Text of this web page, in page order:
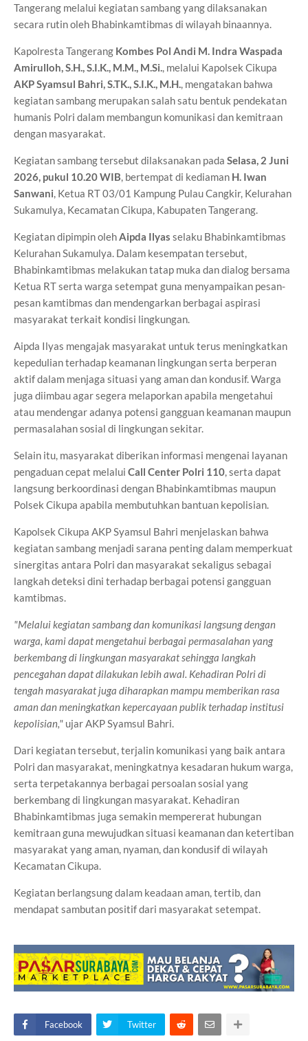
Tangerang melalui kegiatan sambang yang dilaksanakan
secara rutin oleh Bhabinkamtibmas di wilayah binaannya.
Kapolresta Tangerang Kombes Pol Andi M. Indra Waspada
Amirulloh, S.H., S.I.K., M.M., M.Si., melalui Kapolsek Cikupa
AKP Syamsul Bahri, S.TK., S.I.K., M.H., mengatakan bahwa
kegiatan sambang merupakan salah satu bentuk pendekatan
humanis Polri dalam membangun komunikasi dan kemitraan
dengan masyarakat.
Kegiatan sambang tersebut dilaksanakan pada Selasa, 2 Juni
2026, pukul 10.20 WIB, bertempat di kediaman H. Iwan
Sanwani, Ketua RT 03/01 Kampung Pulau Cangkir, Kelurahan
Sukamulya, Kecamatan Cikupa, Kabupaten Tangerang.
Kegiatan dipimpin olehAipda Ilyas selaku Bhabinkamtibmas
Kelurahan Sukamulya. Dalam kesempatan tersebut,
Bhabinkamtibmas melakukan tatap muka dan dialog bersama
Ketua RT serta warga setempat guna menyampaikan pesan-
pesan kamtibmas dan mendengarkan berbagai aspirasi
masyarakat terkait kondisi lingkungan.
Aipda Ilyas mengajak masyarakat untuk terus meningkatkan
kepedulian terhadap keamanan lingkungan serta berperan
aktif dalam menjaga situasi yang aman dan kondusif. Warga
juga diimbau agar segera melaporkan apabila mengetahui
atau mendengar adanya potensi gangguan keamanan maupun
permasalahan sosial di lingkungan sekitar.
Selain itu, masyarakat diberikan informasi mengenai layanan
pengaduan cepat melalui Call Center Polri 110, serta dapat
langsung berkoordinasi dengan Bhabinkamtibmas maupun
Polsek Cikupa apabila membutuhkan bantuan kepolisian.
Kapolsek Cikupa AKP Syamsul Bahri menjelaskan bahwa
kegiatan sambang menjadi sarana penting dalam memperkuat
sinergitas antara Polri dan masyarakat sekaligus sebagai
langkah deteksi dini terhadap berbagai potensi gangguan
kamtibmas.
"Melalui kegiatan sambang dan komunikasi langsung dengan
warga, kami dapat mengetahui berbagai permasalahan yang
berkembang di lingkungan masyarakat sehingga langkah
pencegahan dapat dilakukan lebih awal. Kehadiran Polri di
tengah masyarakat juga diharapkan mampu memberikan rasa
aman dan meningkatkan kepercayaan publik terhadap institusi
kepolisian," ujar AKP Syamsul Bahri.
Dari kegiatan tersebut, terjalin komunikasi yang baik antara
Polri dan masyarakat, meningkatnya kesadaran hukum warga,
serta terpetakannya berbagai persoalan sosial yang
berkembang di lingkungan masyarakat. Kehadiran
Bhabinkamtibmas juga semakin mempererat hubungan
kemitraan guna mewujudkan situasi keamanan dan ketertiban
masyarakat yang aman, nyaman, dan kondusif di wilayah
Kecamatan Cikupa.
Kegiatan berlangsung dalam keadaan aman, tertib, dan
mendapat sambutan positif dari masyarakat setempat.
Facebook Twitter